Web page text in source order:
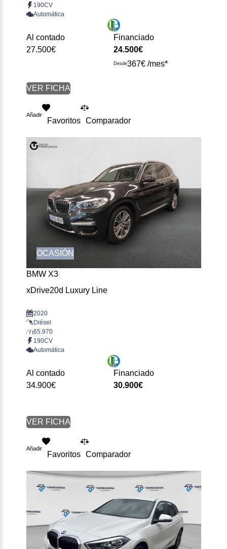
190CV
Automática
Al contado
27.500€
Financiado
24.500€
Desde367€ /mes*
VER FICHA
Añadir
Favoritos Comparador
OCASIÓN
BMW X3
xDrive20d Luxury Line
2020
Diésel
65.970
190CV
Automática
Al contado
34.900€
Financiado
30.900€
VER FICHA
Añadir
Favoritos Comparador